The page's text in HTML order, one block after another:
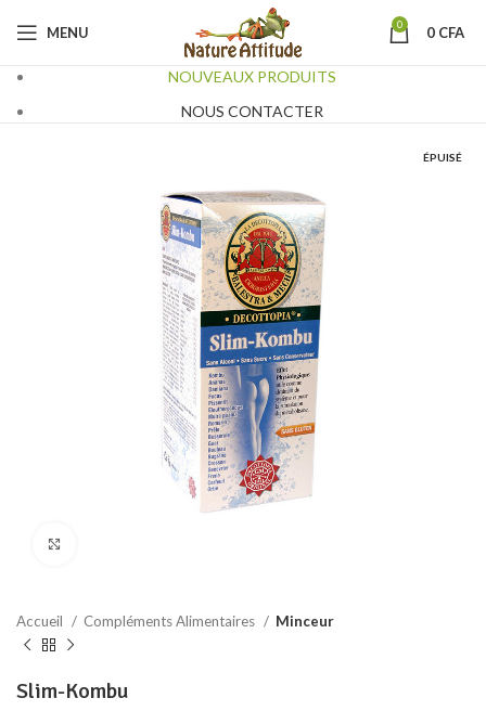
MENU 0 0 CFA
NOUVEAUX PRODUITS
NOUS CONTACTER
ÉPUISÉ
Accueil Compléments Alimentaires Minceur
Slim-Kombu